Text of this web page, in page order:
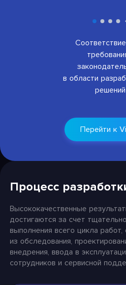
в области
решений
Перейти к
Процесс
Высококачественные
достигаются за счет
выполнения всего цикла
из обследования,
внедрения, ввода в
сотрудников и сервисной